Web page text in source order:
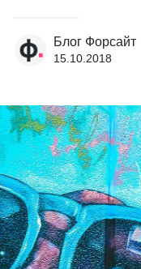
Блог Форсайт
15.10.2018